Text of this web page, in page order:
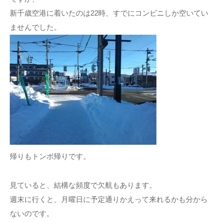
新千歳空港に着いたのは22時、すでにコンビニしか空いてい
ませんでした。
帰りもトンボ帰りです。
見ていると、結構な頻度で欠航もあります。
週末に行くと、月曜日に予定通りかえって来れるかも分から
ないのです。